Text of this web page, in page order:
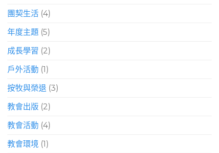
團契生活 (4)
年度主題 (5)
成長學習 (2)
戶外活動 (1)
按牧與榮退 (3)
教會出版 (2)
教會活動 (4)
教會環境 (1)